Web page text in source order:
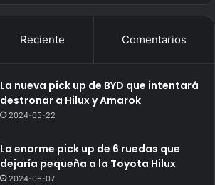
Reciente Comentarios
La nueva pick up de BYD que intentará
destronar a Hilux y Amarok
2024-05-22
La enorme pick up de 6 ruedas que
dejaría pequeña a la Toyota Hilux
2024-06-07